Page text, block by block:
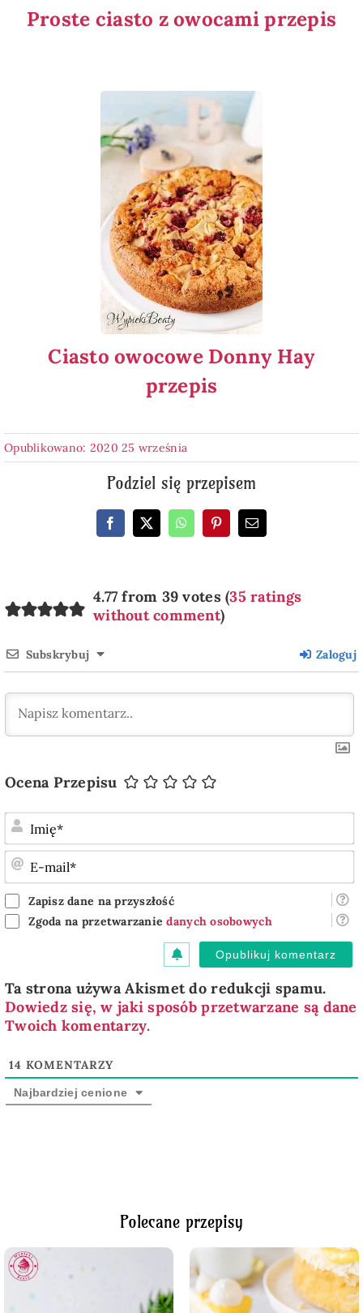
Proste ciasto z owocami przepis
Ciasto owocowe Donny Hay
przepis
Opublikowano: 2020 25 września
Podziel się przepisem
4.77 from 39 votes (35 ratings
without comment)
Subskrybuj Zaloguj
Ocena Przepisu
Zapisz dane na przyszłość
Zgoda na przetwarzaniedanych osobowych
Ta strona używa Akismet do redukcji spamu.
Dowiedz się, w jaki sposób przetwarzane są dane
Twoich komentarzy.
14 KOMENTARZY
Najbardziej cenione
Polecane przepisy